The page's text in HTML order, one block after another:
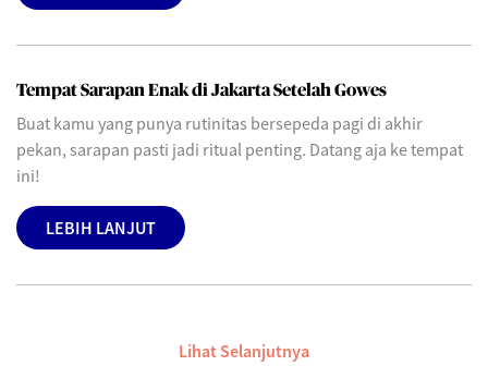
Tempat Sarapan Enak di Jakarta Setelah Gowes
Buat kamu yang punya rutinitas bersepeda pagi di akhir
pekan, sarapan pasti jadi ritual penting. Datang aja ke tempat
ini!
LEBIH LANJUT
Lihat Selanjutnya